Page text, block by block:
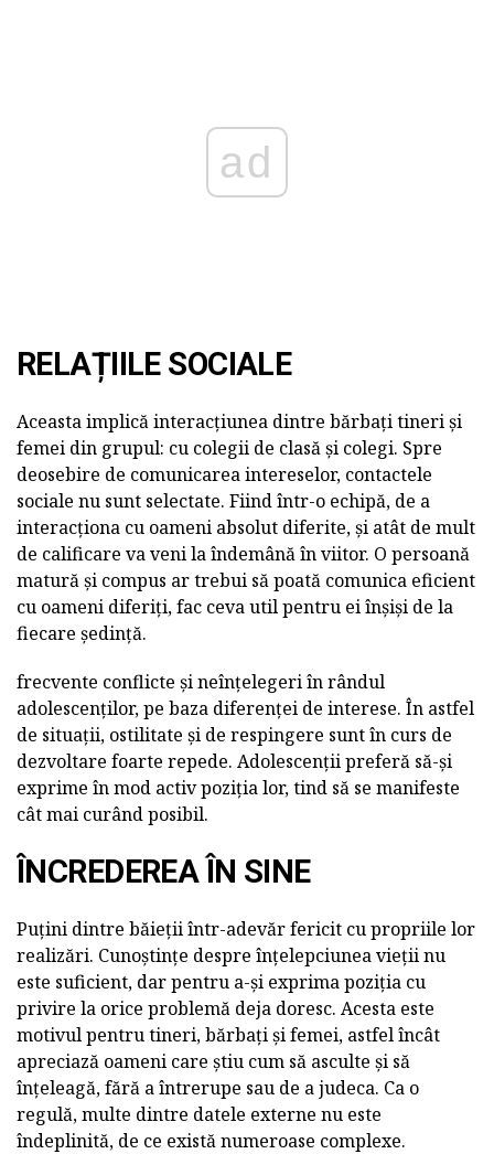
ad
RELAȚIILE SOCIALE
Aceasta implică interacțiunea dintre bărbați tineri și
femei din grupul: cu colegii de clasă și colegi. Spre
deosebire de comunicarea intereselor, contactele
sociale nu sunt selectate. Fiind într-o echipă, de a
interacționa cu oameni absolut diferite, și atât de mult
de calificare va veni la îndemână în viitor. O persoană
matură și compus ar trebui să poată comunica eficient
cu oameni diferiți, fac ceva util pentru ei înșiși de la
fiecare ședință.
frecvente conflicte și neînțelegeri în rândul
adolescenților, pe baza diferenței de interese. În astfel
de situații, ostilitate și de respingere sunt în curs de
dezvoltare foarte repede. Adolescenții preferă să-și
exprime în mod activ poziția lor, tind să se manifeste
cât mai curând posibil.
ÎNCREDEREA ÎN SINE
Puțini dintre băieții într-adevăr fericit cu propriile lor
realizări. Cunoștințe despre înțelepciunea vieții nu
este suficient, dar pentru a-și exprima poziția cu
privire la orice problemă deja doresc. Acesta este
motivul pentru tineri, bărbați și femei, astfel încât
apreciază oameni care știu cum să asculte și să
înțeleagă, fără a întrerupe sau de a judeca. Ca o
regulă, multe dintre datele externe nu este
îndeplinită, de ce există numeroase complexe.